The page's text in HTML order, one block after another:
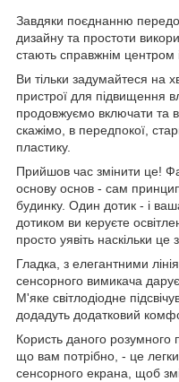
Завдяки поєднанню
дизайну та простоти
стають справжнім центром
Ви тільки задумайтеся на
пристрої для підвищення
продовжуємо включати та
скажімо, в передпокої,
пластику.
Прийшов час змінити це!
основу основ - сам
будинку. Один дотик - і
дотиком ви керуєте
просто уявіть наскільки це
Гладка, з елегантними
сенсорного вимикача дарує
М'яке світлодіодне
додадуть додатковий
Користь даного
що вам потрібно, - це
сенсорного екрана, щоб